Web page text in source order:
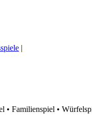
|
• Familienspiel •